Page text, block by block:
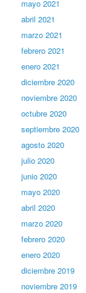
mayo 2021
abril 2021
marzo 2021
febrero 2021
enero 2021
diciembre 2020
noviembre 2020
octubre 2020
septiembre 2020
agosto 2020
julio 2020
junio 2020
mayo 2020
abril 2020
marzo 2020
febrero 2020
enero 2020
diciembre 2019
noviembre 2019